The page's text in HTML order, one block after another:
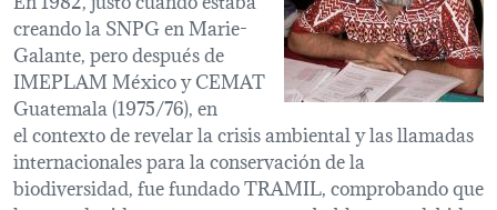
creando la SNPG en Marie-
Galante, pero después de
IMEPLAM México y CEMAT
Guatemala (1975/76), en
el contexto de revelar la crisis ambiental y las llamadas
internacionales para la conservación de la
biodiversidad, fue fundado TRAMIL, comprobando que